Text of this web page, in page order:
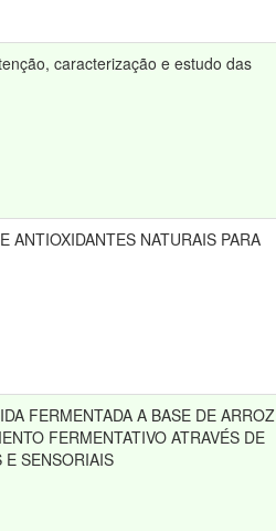
caracterização e estudo das
ANTIOXIDANTES NATURAIS PARA
FERMENTADA A BASE DE ARROZ
FERMENTATIVO ATRAVÉS DE
SENSORIAIS